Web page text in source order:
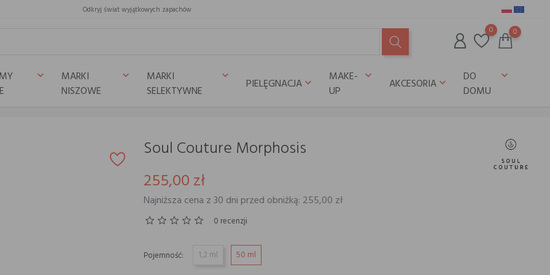
Odkryj świat wyjątkowych zapachów
0 0
keyboard_arrow_down
MARKI
NISZOWE
keyboard_arrow_down
MARKI
SELEKTYWNE
keyboard_arrow_down
PIELĘGNACJAkeyboard_arrow_down
MAKE-
UP
keyboard_arrow_down
AKCESORIAkeyboard_arrow_down
DO
DOMU
keyboard_arrow_down
Soul Couture Morphosis
255,00 zł
Najniższa cena z 30 dni przed obniżką: 255,00 zł
0 recenzji
Pojemność: 1,2 ml 50 ml